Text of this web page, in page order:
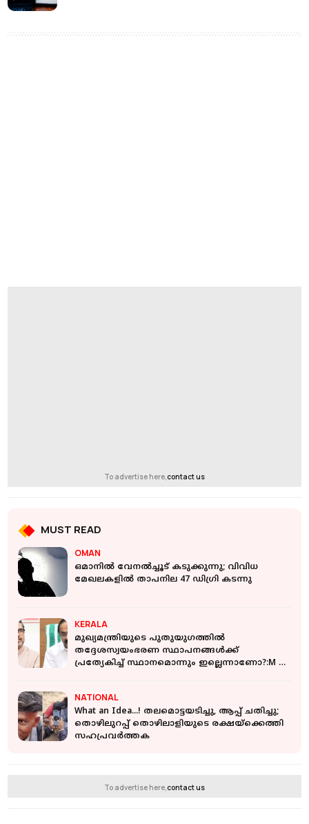
To advertise here,contact us
MUST READ
OMAN
ഒമാനിൽ വേനൽച്ചൂട് കടുക്കുന്നു; വിവിധ
മേഖലകളിൽ താപനില 47 ഡിഗ്രി കടന്നു
KERALA
മുഖ്യമന്ത്രിയുടെ പുതുയുഗത്തിൽ
തദ്ദേശസ്വയംഭരണ സ്ഥാപനങ്ങൾക്ക്
പ്രത്യേകിച്ച് സ്ഥാനമൊന്നും ഇല്ലെന്നാണോ?:M B
NATIONAL
What an Idea...! തലമൊട്ടയടിച്ചു, ആപ്പ് ചതിച്ചു;
തൊഴിലുറപ്പ് തൊഴിലാളിയുടെ രക്ഷയ്‌ക്കെത്തി
സഹപ്രവർത്തക
To advertise here,contact us